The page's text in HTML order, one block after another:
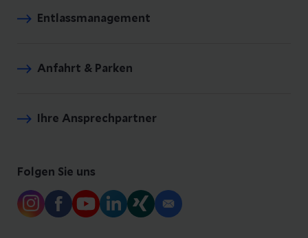
Entlassmanagement
Anfahrt & Parken
Ihre Ansprechpartner
Folgen Sie uns